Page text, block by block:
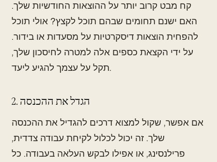
קח מבט קרוב יותר על ההוצאות החודשיות שלך.
האם ישנם תחומים שבהם תוכל לקצץ? אולי תוכל
להפחית הוצאות דיסקרטיות על מסעדות או בידור.
על ידי הקצאת כספים אלה למטרה לחיסכון שלך,
תקל על עצמך להגיע ליעד.
2. הגדל את ההכנסה
אם אפשר, שקול למצוא דרכים להגדיל את ההכנסה
שלך. זה יכול לכלול לקיחת עבודה צדדית,
פרילנסינג, או אפילו לבקש העלאה בעבודה. כל